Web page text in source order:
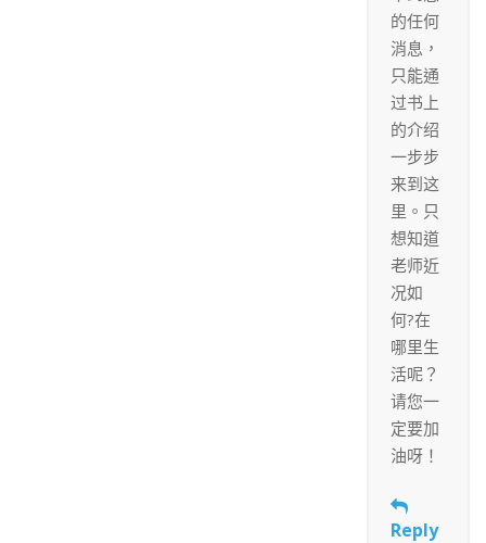
的任何
消息，
只能通
过书上
的介绍
一步步
来到这
里。只
想知道
老师近
况如
何?在
哪里生
活呢？
请您一
定要加
油呀！
Reply